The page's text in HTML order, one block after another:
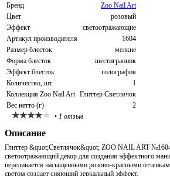
Бренд
Zoo Nail Art
Цвет
розовый
Эффект
светоотражающие
Артикул производителя
1604
Размер блесток
мелкие
Форма блесток
шестигранник
Эффект блесток
голография
Количество, шт
1
Коллекция Zoo Nail Art Глиттер Светлячок
Вес нетто (г)
2
• 1 отзыв
Описание
Глиттер &quot;Светлячок&quot; ZOO NAIL ART
светоотражающий декор для создания эффектного
переливается насыщенными розово-красными
светом создает сияющий зеркальный эффект.